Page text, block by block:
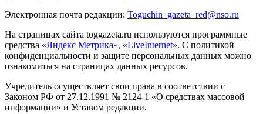
Электронная почта редакции: Toguchin gazeta red@nso.ru
На страницах сайта toggazeta.ru используются программные
средства «Яндекс Метрика», «LiveInternet». С политикой
конфиденциальности и защите персональных данных можно
ознакомиться на страницах данных ресурсов.
Учредитель осуществляет свои права в соответствии с
Законом РФ от 27.12.1991 № 2124-1 «О средствах массовой
информации» и Уставом редакции.